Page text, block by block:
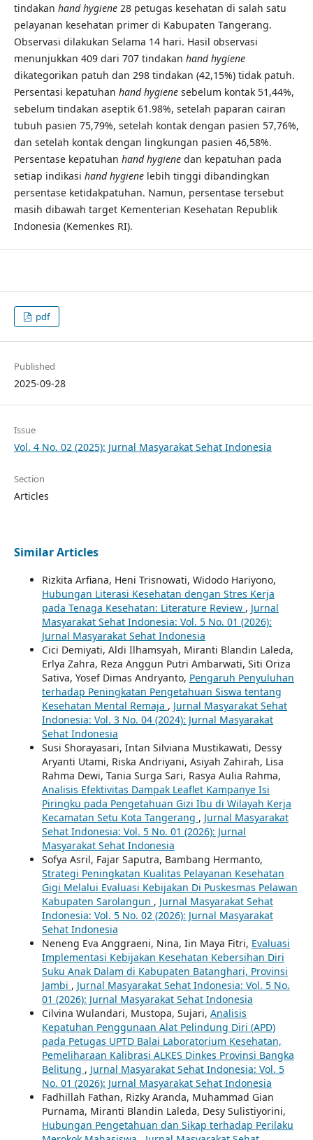
tindakan hand hygiene28 petugas kesehatan di salah satu
pelayanan kesehatan primer di Kabupaten Tangerang.
Observasi dilakukan Selama 14 hari. Hasil observasi
menunjukkan 409 dari 707 tindakan hand hygiene
dikategorikan patuh dan 298 tindakan (42,15%) tidak patuh.
Persentasi kepatuhan hand hygienesebelum kontak 51,44%,
sebelum tindakan aseptik 61.98%, setelah paparan cairan
tubuh pasien 75,79%, setelah kontak dengan pasien 57,76%,
dan setelah kontak dengan lingkungan pasien 46,58%.
Persentase kepatuhan hand hygienedan kepatuhan pada
setiap indikasi hand hygiene lebih tinggi dibandingkan
persentase ketidakpatuhan. Namun, persentase tersebut
masih dibawah target Kementerian Kesehatan Republik
Indonesia (Kemenkes RI).
pdf
Published
2025-09-28
Issue
Vol. 4 No. 02 (2025): Jurnal Masyarakat Sehat Indonesia
Section
Articles
Similar Articles
Rizkita Arfiana, Heni Trisnowati, Widodo Hariyono,
Hubungan Literasi Kesehatan dengan Stres Kerja
pada Tenaga Kesehatan: Literature Review , Jurnal
Masyarakat Sehat Indonesia: Vol. 5 No. 01 (2026):
Jurnal Masyarakat Sehat Indonesia
Cici Demiyati, Aldi Ilhamsyah, Miranti Blandin Laleda,
Erlya Zahra, Reza Anggun Putri Ambarwati, Siti Oriza
Sativa, Yosef Dimas Andryanto, Pengaruh Penyuluhan
terhadap Peningkatan Pengetahuan Siswa tentang
Kesehatan Mental Remaja , Jurnal Masyarakat Sehat
Indonesia: Vol. 3 No. 04 (2024): Jurnal Masyarakat
Sehat Indonesia
Susi Shorayasari, Intan Silviana Mustikawati, Dessy
Aryanti Utami, Riska Andriyani, Asiyah Zahirah, Lisa
Rahma Dewi, Tania Surga Sari, Rasya Aulia Rahma,
Analisis Efektivitas Dampak Leaflet Kampanye Isi
Piringku pada Pengetahuan Gizi Ibu di Wilayah Kerja
Kecamatan Setu Kota Tangerang , Jurnal Masyarakat
Sehat Indonesia: Vol. 5 No. 01 (2026): Jurnal
Masyarakat Sehat Indonesia
Sofya Asril, Fajar Saputra, Bambang Hermanto,
Strategi Peningkatan Kualitas Pelayanan Kesehatan
Gigi Melalui Evaluasi Kebijakan Di Puskesmas Pelawan
Kabupaten Sarolangun , Jurnal Masyarakat Sehat
Indonesia: Vol. 5 No. 02 (2026): Jurnal Masyarakat
Sehat Indonesia
Neneng Eva Anggraeni, Nina, Iin Maya Fitri, Evaluasi
Implementasi Kebijakan Kesehatan Kebersihan Diri
Suku Anak Dalam di Kabupaten Batanghari, Provinsi
Jambi , Jurnal Masyarakat Sehat Indonesia: Vol. 5 No.
01 (2026): Jurnal Masyarakat Sehat Indonesia
Cilvina Wulandari, Mustopa, Sujari, Analisis
Kepatuhan Penggunaan Alat Pelindung Diri (APD)
pada Petugas UPTD Balai Laboratorium Kesehatan,
Pemeliharaan Kalibrasi ALKES Dinkes Provinsi Bangka
Belitung , Jurnal Masyarakat Sehat Indonesia: Vol. 5
No. 01 (2026): Jurnal Masyarakat Sehat Indonesia
Fadhillah Fathan, Rizky Aranda, Muhammad Gian
Purnama, Miranti Blandin Laleda, Desy Sulistiyorini,
Hubungan Pengetahuan dan Sikap terhadap Perilaku